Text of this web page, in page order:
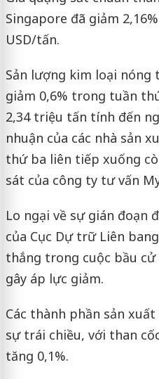
Singapore đã giảm
USD/tấn.
Sản lượng kim loại nóng
giảm 0,6% trong tuần
2,34 triệu tấn tính đến
nhuận của các nhà sản
thứ ba liên tiếp xuống
sát của công ty tư vấn
Lo ngại về sự gián đoạn
của Cục Dự trữ Liên
thắng trong cuộc bầu
gây áp lực giảm.
Các thành phần sản
sự trái chiều, với than
tăng 0,1%.